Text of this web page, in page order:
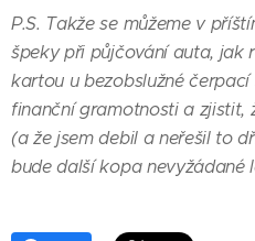
P.S. Takže se můžeme v
špeky při půjčování auta,
kartou u bezobslužné
finanční gramotnosti a zjistit,
(a že jsem debil a neřešil to
bude další kopa nevyžádané